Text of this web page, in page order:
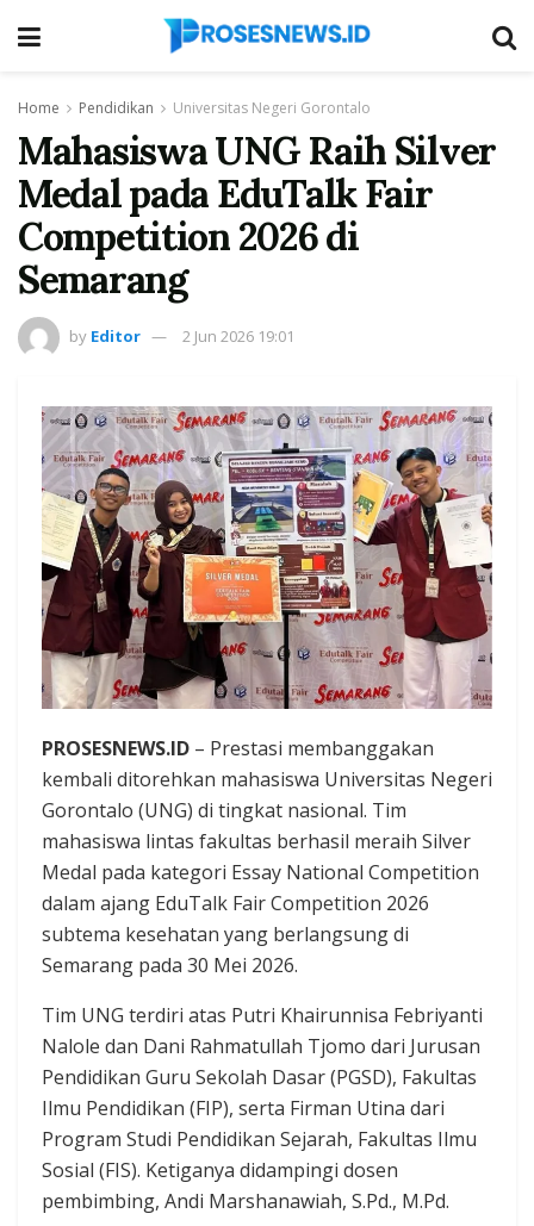
Home Pendidikan Universitas Negeri Gorontalo
Mahasiswa UNG Raih Silver
Medal pada EduTalk Fair
Competition 2026 di
Semarang
by Editor 2 Jun 2026 19:01
PROSESNEWS.ID – Prestasi membanggakan
kembali ditorehkan mahasiswa Universitas Negeri
Gorontalo (UNG) di tingkat nasional. Tim
mahasiswa lintas fakultas berhasil meraih Silver
Medal pada kategori Essay National Competition
dalam ajang EduTalk Fair Competition 2026
subtema kesehatan yang berlangsung di
Semarang pada 30 Mei 2026.
Tim UNG terdiri atas Putri Khairunnisa Febriyanti
Nalole dan Dani Rahmatullah Tjomo dari Jurusan
Pendidikan Guru Sekolah Dasar (PGSD), Fakultas
Ilmu Pendidikan (FIP), serta Firman Utina dari
Program Studi Pendidikan Sejarah, Fakultas Ilmu
Sosial (FIS). Ketiganya didampingi dosen
pembimbing, Andi Marshanawiah, S.Pd., M.Pd.